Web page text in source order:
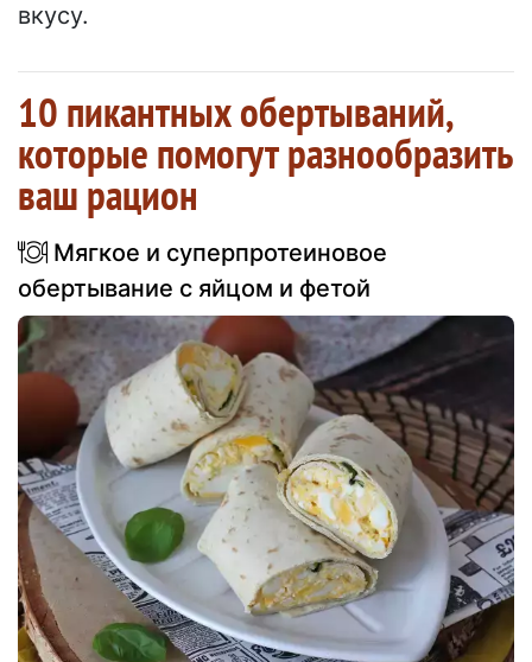
вкусу.
10 пикантных обертываний,
которые помогут разнообразить
ваш рацион
Мягкое и суперпротеиновое
обертывание с яйцом и фетой